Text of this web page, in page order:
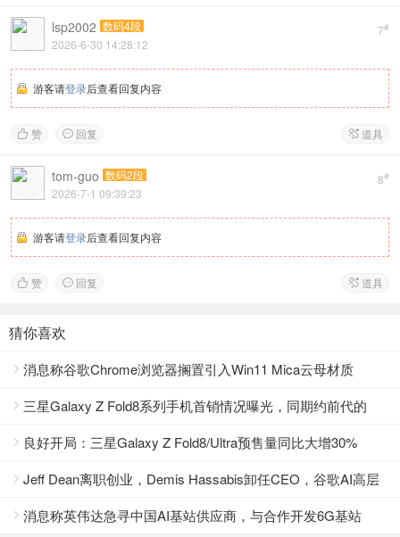
7#
lsp2002 数码4段
2026-6-30 14:28:12
游客请登录后查看回复内容
 赞  回复  道具
8#
tom-guo 数码2段
2026-7-1 09:39:23
游客请登录后查看回复内容
 赞  回复  道具
猜你喜欢
 消息称谷歌Chrome浏览器搁置引入Win11 Mica云母材质
 三星Galaxy Z Fold8系列手机首销情况曝光，同期约前代的
40%
 良好开局：三星Galaxy Z Fold8/Ultra预售量同比大增30%
 Jeff Dean离职创业，Demis Hassabis卸任CEO，谷歌AI高层
大地震
 消息称英伟达急寻中国AI基站供应商，与合作开发6G基站